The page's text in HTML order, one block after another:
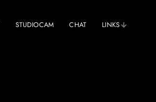
STUDIOCAM CHAT LINKS